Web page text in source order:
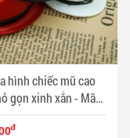
hình chiếc mũ cao
xinh xắn - Mã
đ